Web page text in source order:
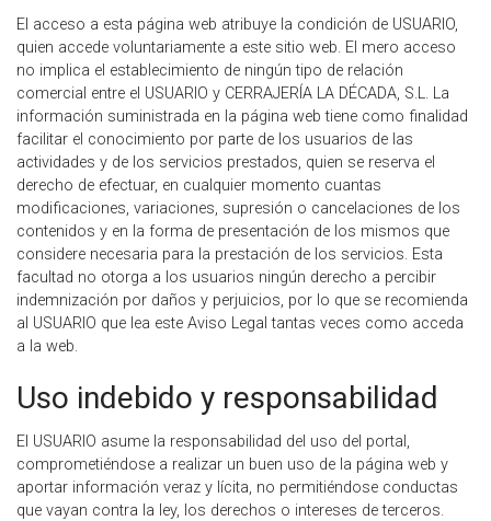
El acceso a esta página web atribuye la condición de USUARIO,
quien accede voluntariamente a este sitio web. El mero acceso
no implica el establecimiento de ningún tipo de relación
comercial entre el USUARIO y CERRAJERÍA LA DÉCADA, S.L. La
información suministrada en la página web tiene como finalidad
facilitar el conocimiento por parte de los usuarios de las
actividades y de los servicios prestados, quien se reserva el
derecho de efectuar, en cualquier momento cuantas
modificaciones, variaciones, supresión o cancelaciones de los
contenidos y en la forma de presentación de los mismos que
considere necesaria para la prestación de los servicios. Esta
facultad no otorga a los usuarios ningún derecho a percibir
indemnización por daños y perjuicios, por lo que se recomienda
al USUARIO que lea este Aviso Legal tantas veces como acceda
a la web.
Uso indebido y responsabilidad
El USUARIO asume la responsabilidad del uso del portal,
comprometiéndose a realizar un buen uso de la página web y
aportar información veraz y lícita, no permitiéndose conductas
que vayan contra la ley, los derechos o intereses de terceros.